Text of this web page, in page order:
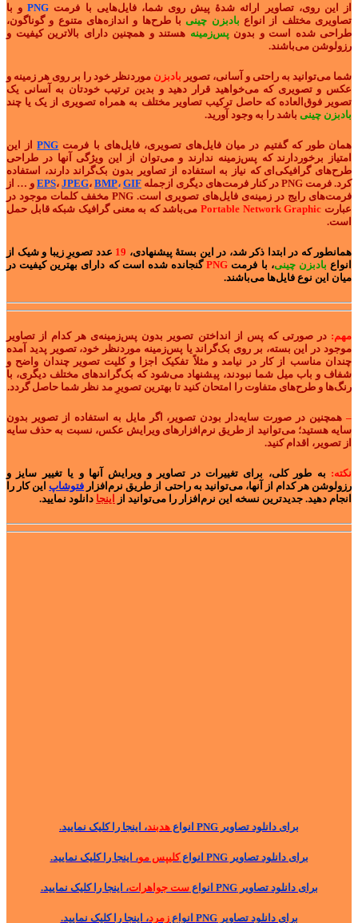
از این روی، تصاویر ارائه شدۀ پیش روی شما، فایل‌هایی با فرمت PNGو با
تصاویری مختلف از انواع بادبزن چینی با طرح‌ها و اندازه‌های متنوع و گوناگون،
طراحی شده است و بدون پس‌زمینه هستند و همچنین دارای بالاترین کیفیت و
رزولوشن می‌باشند.
شما می‌توانید به راحتی و آسانی، تصویر بادبزن موردنظر خود را بر روی هر زمینه و
عکس و تصویری که می‌خواهید قرار دهید و بدین ترتیب خودتان به آسانی یک
تصویر فوق‌العاده که حاصل ترکیب تصاویر مختلف به همراه تصویری از یک یا چند
بادبزن چینی باشد را به وجود آورید.
همان طور که گفتیم در میان فایل‌های تصویری، فایل‌های با فرمت PNG
از این
امتیاز برخوردارند که پس‌زمینه ندارند و می‌توان از این ویژگی‌ آنها در طراحی
طرح‌های گرافیکی‌ای که نیاز به استفاده از تصاویر بدون بک‌گراند دارند، استفاده
کرد. فرمت PNG در کنار فرمت‌های دیگری ازجمله
EPS، JPEG، BMP، GIF
و … از
فرمت‌های رایج در زمینه‌ی فایل‌های تصویری است. PNG مخفف کلمات موجود در
عبارت Portable Network Graphicمی‌باشد که به معنی گرافیک شبکه قابل حمل
است.
همانطور که در ابتدا ذکر شد، در این بستۀ پیشنهادی، 19 عدد تصویرِ زیبا و شیک از
انواع بادبزن چینی، با فرمت PNGگنجانده شده است که دارای بهترین کیفیت در
میان این نوع فایل‌ها می‌باشند.
مهم: در صورتی که پس از انداختن تصویر بدون پس‌زمینه‌ی هر کدام از تصاویر
موجود در این بسته، بر روی بک‌گراند یا پس‌زمینه موردنظر خود، تصویر پدید آمده
چندان مناسب از کار در نیامد و مثلاً تفکیک اجزا و کلیت تصویر چندان واضح و
شفاف و باب میل شما نبودند، پیشنهاد می‌شود که بک‌گراندهای مختلف دیگری، با
رنگ‌ها و طرح‌های متفاوت را امتحان کنید تا بهترین تصویرِ مد نظر شما حاصل گردد.
– همچنین در صورت سایه‌دار بودن تصویر، اگر مایل به استفاده از تصویر بدون
سایه هستید؛ می‌توانید از طریق نرم‌افزارهای ویرایش عکس، نسبت به حذف سایه
از تصویر، اقدام کنید.
نکته: به طور کلی، برای تغییرات در تصاویر و ویرایش آنها و یا تغییر سایز و
رزولوشن هر کدام از آنها، می‌توانید به راحتی از طریق نرم‌افزار فتوشاپاین کار را
انجام دهید. جدیدترین نسخه این نرم‌افزار را می‌توانید از
اینجا دانلود نمایید.
برای دانلود تصاویر PNG انواع هدبند، اینجا را کلیک نمایید.
برای دانلود تصاویر PNG انواع کلیپس مو، اینجا را کلیک نمایید.
برای دانلود تصاویر PNG انواع ست جواهرات، اینجا را کلیک نمایید.
برای دانلود تصاویر PNG انواع زمرد، اینجا را کلیک نمایید.